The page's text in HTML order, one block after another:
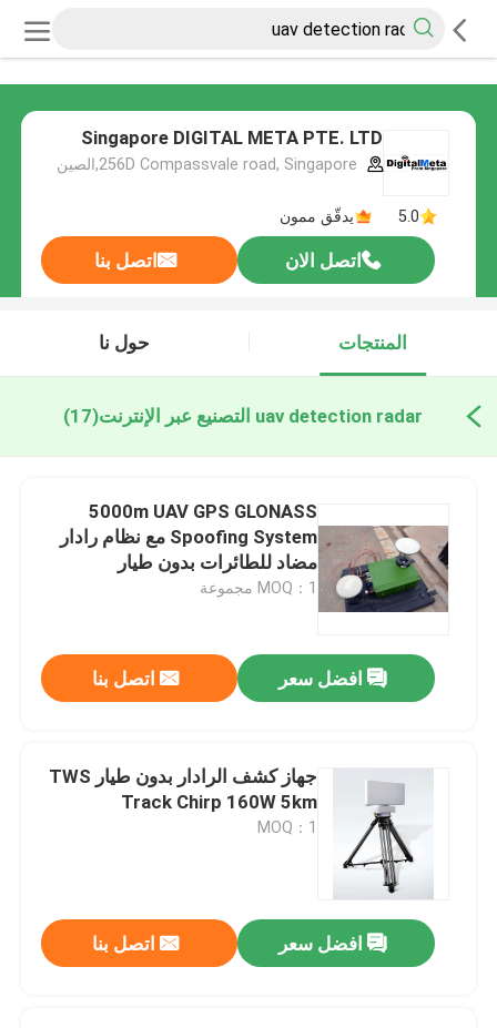
Singapore DIGITAL META PTE. LTD
5.0 يدقّق ممون
اتصل الان اتصل بنا
المنتجات حول نا
uav detection radar التصنيع عبر الإنترنت (17)
5000m UAV GPS GLONASS
Spoofing System مع نظام رادار
مضاد للطائرات بدون طيار
MOQ：1 مجموعة
افضل سعر اتصل بنا
جهاز كشف الرادار بدون طيار TWS
Track Chirp 160W 5km
MOQ：1
افضل سعر اتصل بنا